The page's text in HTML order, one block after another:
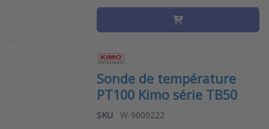
Sonde de température
PT100 Kimo série TB50
SKU
W-9000222